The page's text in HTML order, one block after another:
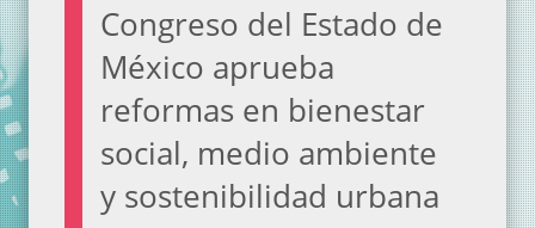
Congreso del Estado de
México aprueba
reformas en bienestar
social, medio ambiente
y sostenibilidad urbana